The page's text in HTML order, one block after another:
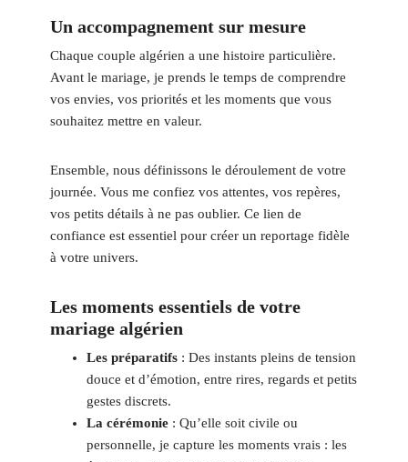
Un accompagnement sur mesure
Chaque couple algérien a une histoire particulière.
Avant le mariage, je prends le temps de comprendre
vos envies, vos priorités et les moments que vous
souhaitez mettre en valeur.
Ensemble, nous définissons le déroulement de votre
journée. Vous me confiez vos attentes, vos repères,
vos petits détails à ne pas oublier. Ce lien de
confiance est essentiel pour créer un reportage fidèle
à votre univers.
Les moments essentiels de votre
mariage algérien
Les préparatifs : Des instants pleins de tension
douce et d’émotion, entre rires, regards et petits
gestes discrets.
La cérémonie : Qu’elle soit civile ou
personnelle, je capture les moments vrais : les